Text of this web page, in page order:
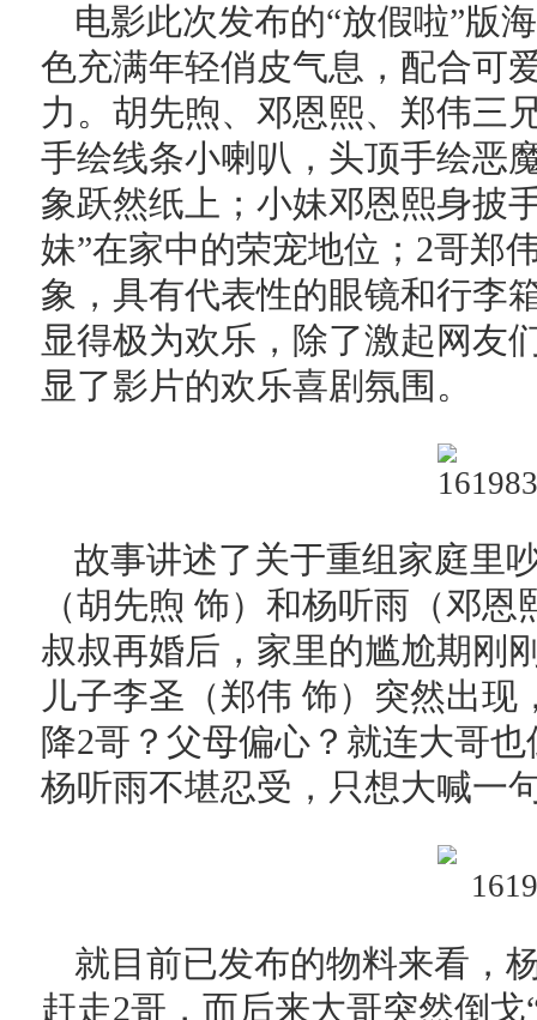
电影此次发布的“放假啦”版
色充满年轻俏皮气息，配合可
力。胡先煦、邓恩熙、郑伟三
手绘线条小喇叭，头顶手绘恶
象跃然纸上；小妹邓恩熙身披
妹”在家中的荣宠地位；2哥郑
象，具有代表性的眼镜和行李
显得极为欢乐，除了激起网友
显了影片的欢乐喜剧氛围。
故事讲述了关于重组家庭里
（胡先煦 饰）和杨听雨（邓
叔叔再婚后，家里的尴尬期刚
儿子李圣（郑伟 饰）突然出
降2哥？父母偏心？就连大哥
杨听雨不堪忍受，只想大喊一
就目前已发布的物料来看，
赶走2哥，而后来大哥突然倒